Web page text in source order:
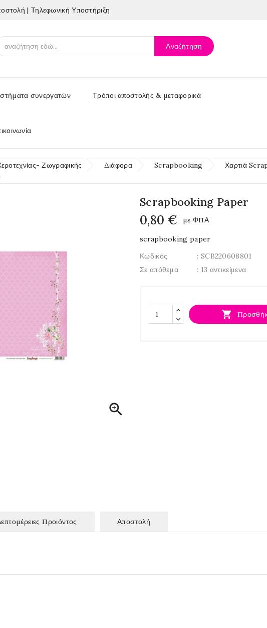
| Τηλεφωνική Υποστήριξη
Αναζήτηση
συνεργατών Τρόποι αποστολής & μεταφορικά
Ζωγραφικής Διάφορα Scrapbooking
Χαρτιά

Scrapbooking Paper
0,80 € με ΦΠΑ
scrapbooking paper
Κωδικός
: SCB220608801
Σε απόθεμα
: 13 αντικείμενα

Προιόντος Αποστολή